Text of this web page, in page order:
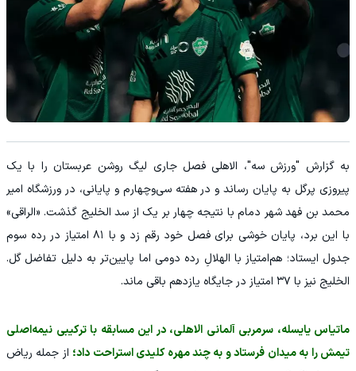
به گزارش "ورزش سه"، الاهلی فصل جاری لیگ روشن عربستان را با یک
پیروزی پرگل به پایان رساند و در هفته سی‌وچهارم و پایانی، در ورزشگاه امیر
محمد بن فهد شهر دمام با نتیجه چهار بر یک از سد الخلیج گذشت. «الراقی»
با این برد، پایان خوشی برای فصل خود رقم زد و با ۸۱ امتیاز در رده سوم
جدول ایستاد؛ هم‌امتیاز با الهلالِ رده دومی اما پایین‌تر به دلیل تفاضل گل.
الخلیج نیز با ۳۷ امتیاز در جایگاه یازدهم باقی ماند.
ماتیاس یایسله، سرمربی آلمانی الاهلی، در این مسابقه با ترکیبی نیمه‌اصلی
تیمش را به میدان فرستاد و به چند مهره کلیدی استراحت داد؛ از جمله ریاض